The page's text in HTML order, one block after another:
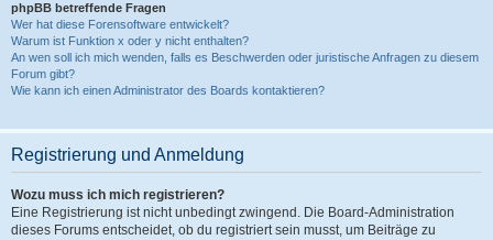
phpBB betreffende Fragen
Wer hat diese Forensoftware entwickelt?
Warum ist Funktion x oder y nicht enthalten?
An wen soll ich mich wenden, falls es Beschwerden oder juristische Anfragen zu diesem
Forum gibt?
Wie kann ich einen Administrator des Boards kontaktieren?
Registrierung und Anmeldung
Wozu muss ich mich registrieren?
Eine Registrierung ist nicht unbedingt zwingend. Die Board-Administration
dieses Forums entscheidet, ob du registriert sein musst, um Beiträge zu